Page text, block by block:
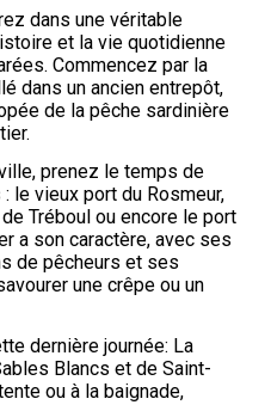
dans une véritable
et la vie quotidienne
Commencez par la
dans un ancien entrepôt,
de la pêche sardinière
prenez le temps de
le vieux port du Rosmeur,
Tréboul ou encore le port
a son caractère, avec ses
de pêcheurs et ses
une crêpe ou un
dernière journée: La
Blancs et de Saint-
ou à la baignade,